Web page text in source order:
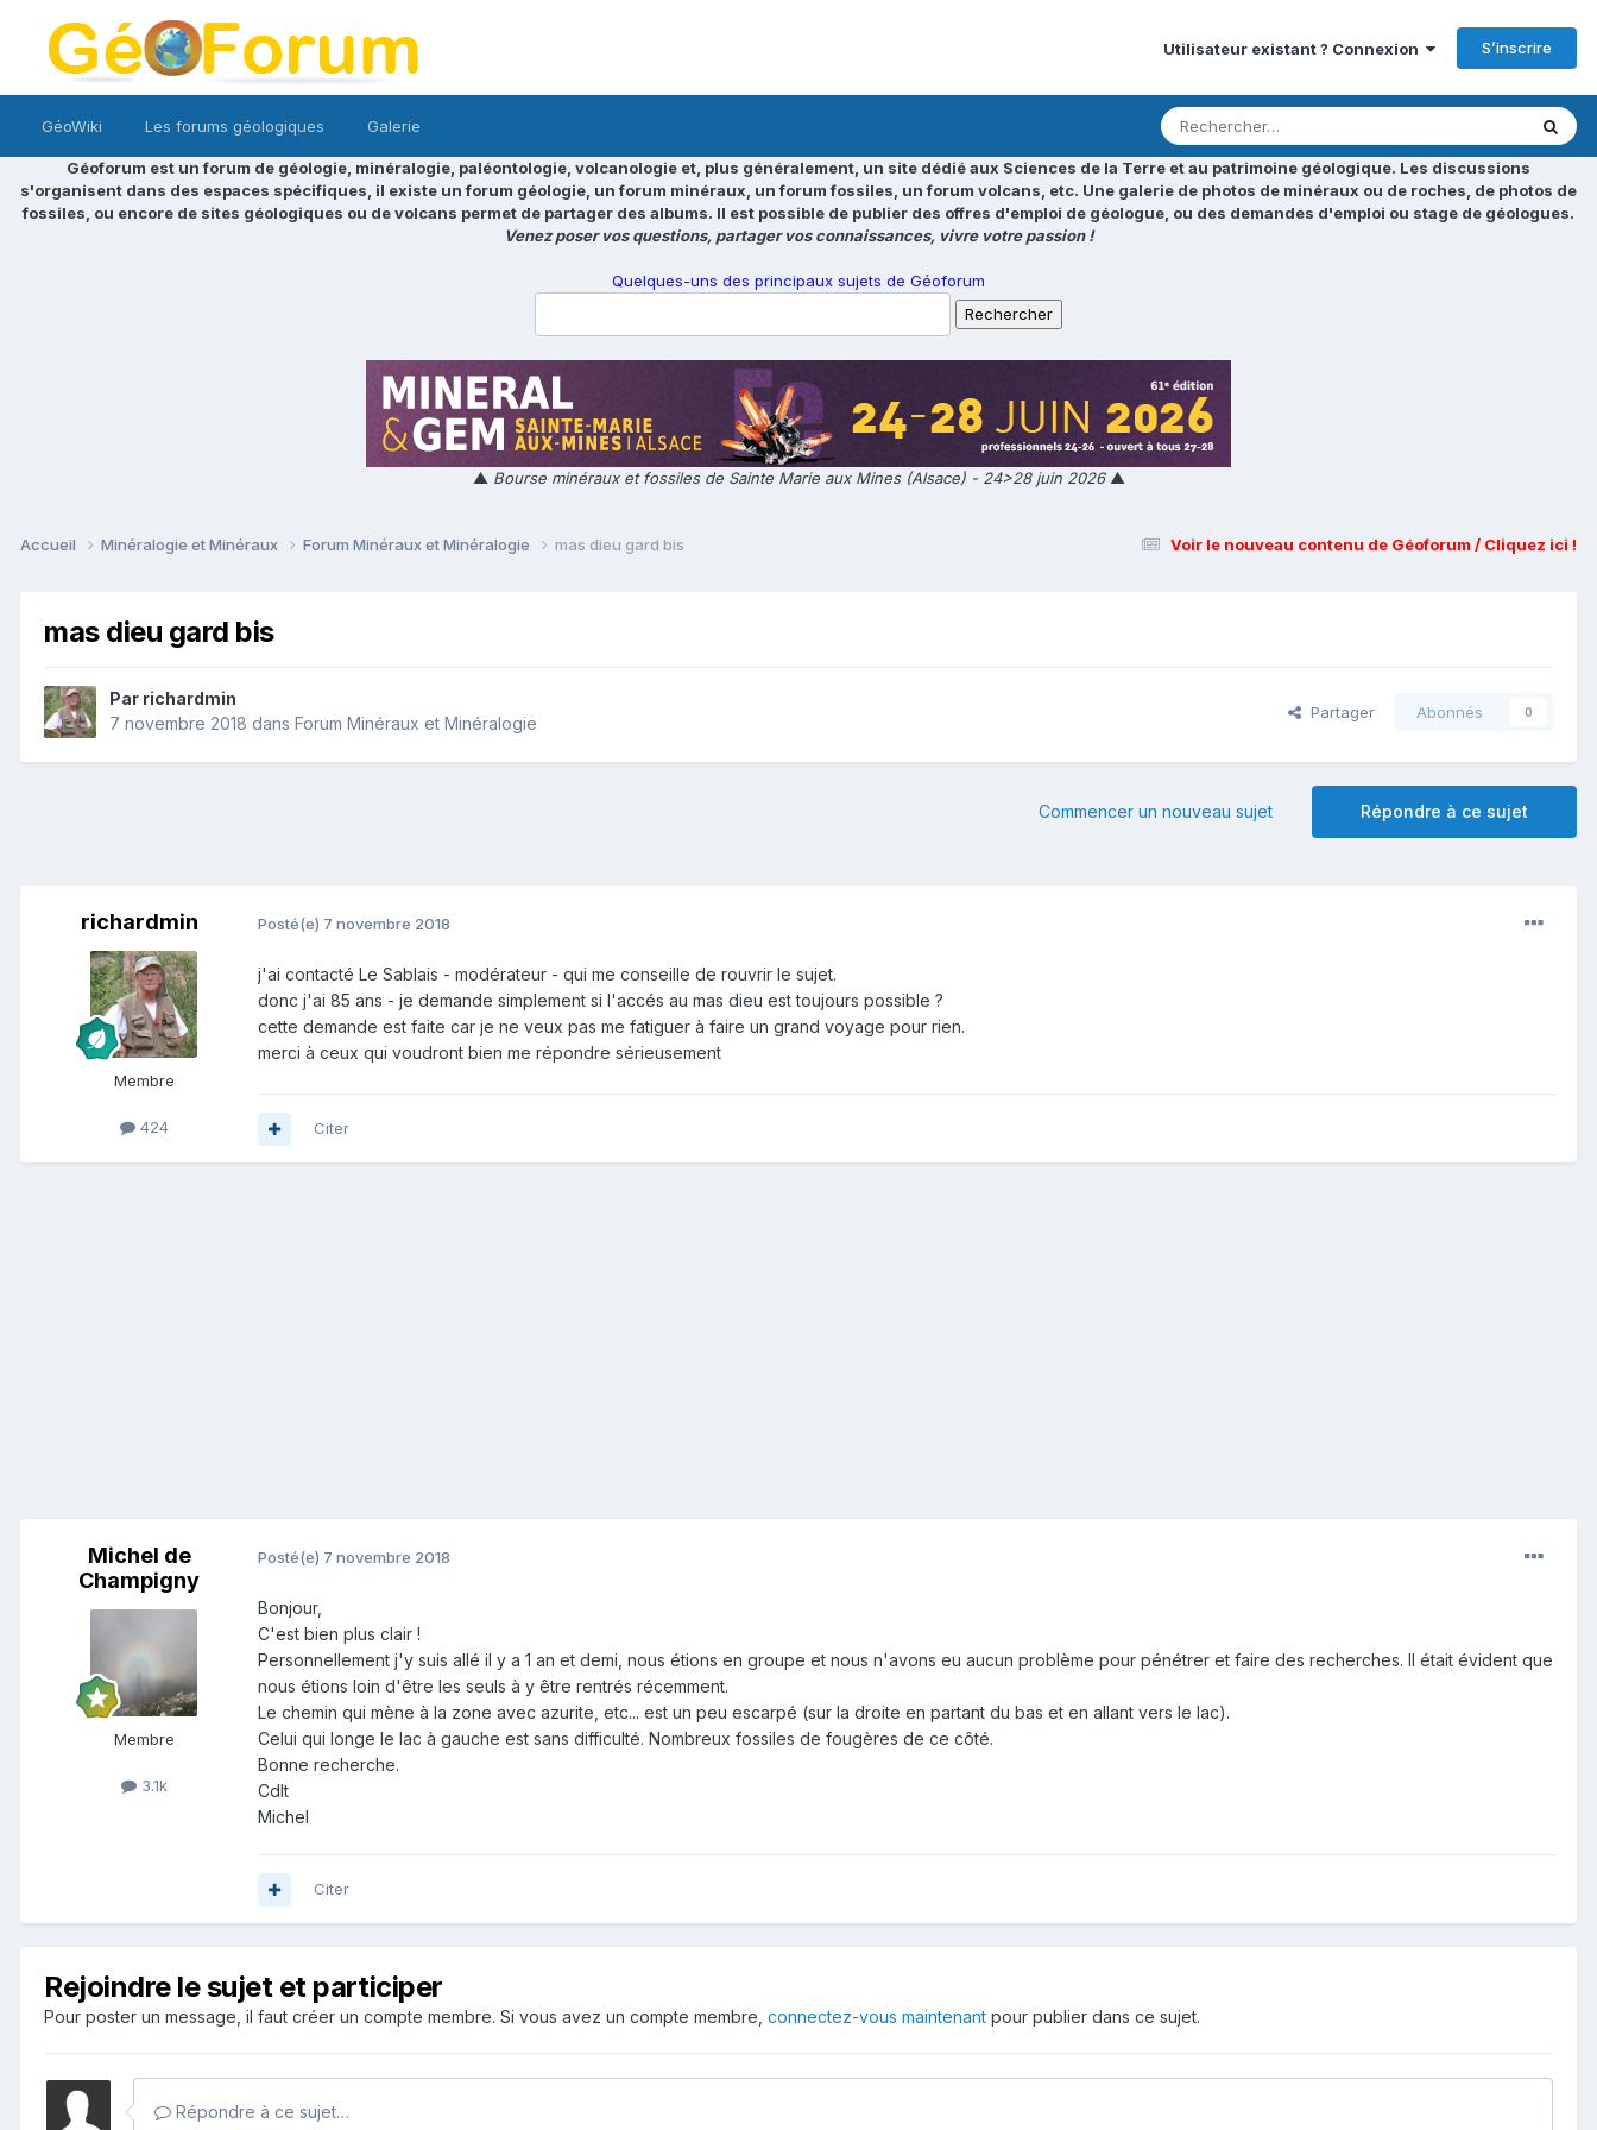
Utilisateur existant ? Connexion S’inscrire
GéoWiki Les forums géologiques Galerie
Géoforum est un forum de géologie, minéralogie, paléontologie, volcanologie et, plus généralement, un site dédié aux Sciences de la Terre et au patrimoine géologique. Les discussions
s'organisent dans des espaces spécifiques, il existe un forum géologie, un forum minéraux, un forum fossiles, un forum volcans, etc. Une galerie de photos de minéraux ou de roches, de photos de
fossiles, ou encore de sites géologiques ou de volcans permet de partager des albums. Il est possible de publier des offres d'emploi de géologue, ou des demandes d'emploi ou stage de géologues.
Venez poser vos questions, partager vos connaissances, vivre votre passion !
Quelques-uns des principaux sujets de Géoforum
▲ Bourse minéraux et fossiles de Sainte Marie aux Mines (Alsace) - 24>28 juin 2026▲
Voir le nouveau contenu de Géoforum / Cliquez ici !
Accueil Minéralogie et Minéraux Forum Minéraux et Minéralogie mas dieu gard bis
mas dieu gard bis
Par richardmin
7 novembre 2018 dans Forum Minéraux et Minéralogie
Partager Abonnés 0
Répondre à ce sujet
Commencer un nouveau sujet
richardmin
Membre
424
Posté(e) 7 novembre 2018
j'ai contacté Le Sablais - modérateur - qui me conseille de rouvrir le sujet.
donc j'ai 85 ans - je demande simplement si l'accés au mas dieu est toujours possible ?
cette demande est faite car je ne veux pas me fatiguer à faire un grand voyage pour rien.
merci à ceux qui voudront bien me répondre sérieusement
Citer
Michel de
Champigny
Membre
3.1k
Posté(e) 7 novembre 2018
Bonjour,
C'est bien plus clair !
Personnellement j'y suis allé il y a 1 an et demi, nous étions en groupe et nous n'avons eu aucun problème pour pénétrer et faire des recherches. Il était évident que
nous étions loin d'être les seuls à y être rentrés récemment.
Le chemin qui mène à la zone avec azurite, etc... est un peu escarpé (sur la droite en partant du bas et en allant vers le lac).
Celui qui longe le lac à gauche est sans difficulté. Nombreux fossiles de fougères de ce côté.
Bonne recherche.
Cdlt
Michel
Citer
Rejoindre le sujet et participer
Pour poster un message, il faut créer un compte membre. Si vous avez un compte membre, connectez-vous maintenant pour publier dans ce sujet.
Répondre à ce sujet…